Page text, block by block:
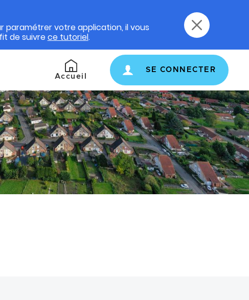
paramétrer votre application, il vous
de suivrece tutoriel.
AccueilRetour
l'accueil
SE CONNECTER